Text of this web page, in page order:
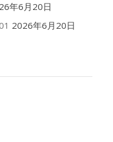
年6月20日
2026年6月20日